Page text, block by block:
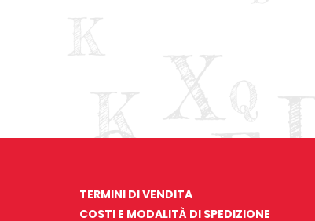
TERMINI DI VENDITA
COSTI E MODALITÀ DI SPEDIZIONE